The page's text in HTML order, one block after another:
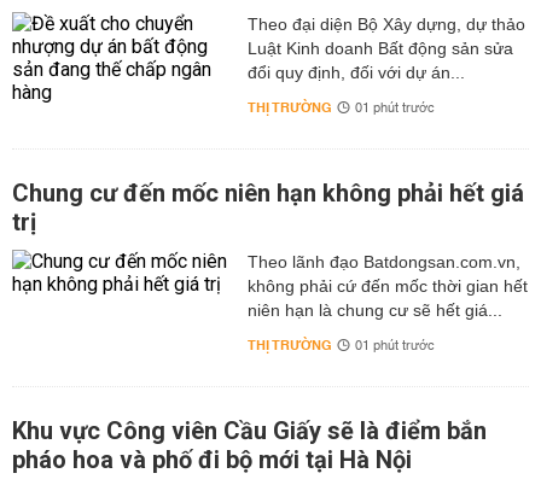
Theo đại diện Bộ Xây dựng, dự thảo
Luật Kinh doanh Bất động sản sửa
đổi quy định, đối với dự án...
THỊ TRƯỜNG 01 phút trước
Chung cư đến mốc niên hạn không phải hết giá
trị
Theo lãnh đạo Batdongsan.com.vn,
không phải cứ đến mốc thời gian hết
niên hạn là chung cư sẽ hết giá...
THỊ TRƯỜNG 01 phút trước
Khu vực Công viên Cầu Giấy sẽ là điểm bắn
pháo hoa và phố đi bộ mới tại Hà Nội